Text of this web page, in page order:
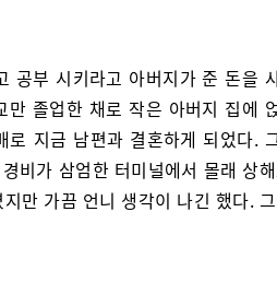
공부 시키라고 아버지가 준 돈을
졸업한 채로 작은 아버지 집에
지금 남편과 결혼하게 되었다.
비가 삼엄한 터미널에서 몰래 상
만 가끔 언니 생각이 나긴 했다.